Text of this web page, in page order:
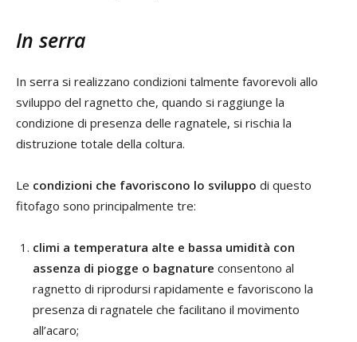
In serra
In serra si realizzano condizioni talmente favorevoli allo
sviluppo del ragnetto che, quando si raggiunge la
condizione di presenza delle ragnatele, si rischia la
distruzione totale della coltura.
Le condizioni che favoriscono lo sviluppo di questo
fitofago sono principalmente tre:
climi a temperatura alte e bassa umidità con
assenza di piogge o bagnature consentono al
ragnetto di riprodursi rapidamente e favoriscono la
presenza di ragnatele che facilitano il movimento
all’acaro;